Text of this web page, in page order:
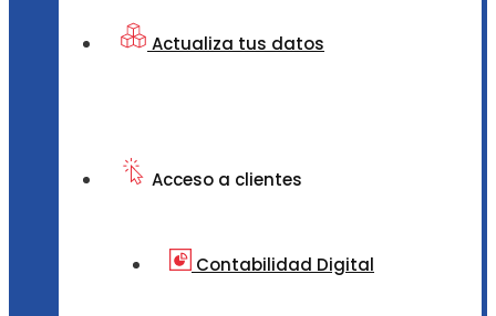
Actualiza tus datos
Acceso a clientes
Contabilidad Digital